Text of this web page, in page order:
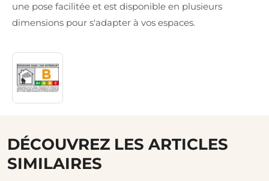
une pose facilitée et est disponible en plusieurs
dimensions pour s'adapter à vos espaces.
DÉCOUVREZ LES ARTICLES
SIMILAIRES